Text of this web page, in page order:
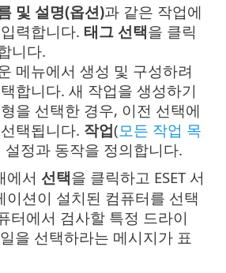
및 설명(옵션)과 같은 작업에
력합니다. 태그 선택을 클릭
니다.
메뉴에서 생성 및 구성하려
합니다. 새 작업을 생성하기
을 선택한 경우, 이전 선택에
택됩니다. 작업(모든 작업 목
설정과 동작을 정의합니다.
에서 선택을 클릭하고 ESET 서
이션이 설치된 컴퓨터를 선택
터에서 검사할 특정 드라이
을 선택하라는 메시지가 표